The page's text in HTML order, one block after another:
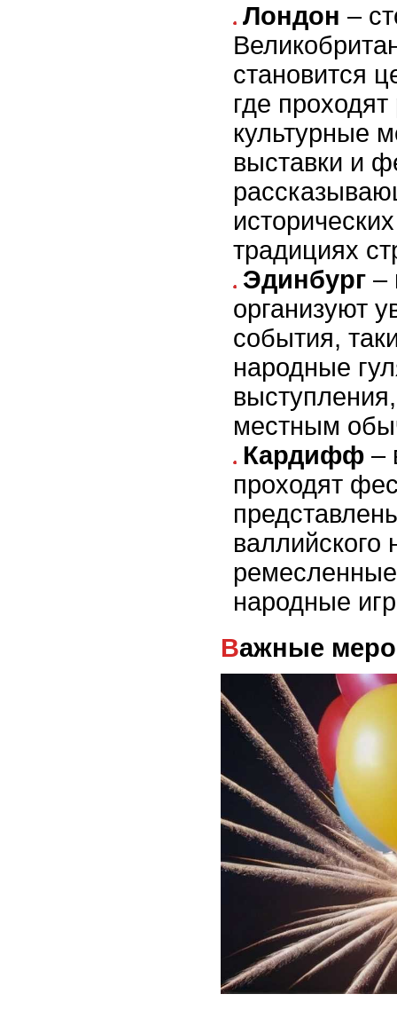
Лондон –
становится
где
культурные
выставки и
традициях
Эдинбург –
организуют
события,
народные
местным
Кардифф –
проходят
валлийского
народные
Важные